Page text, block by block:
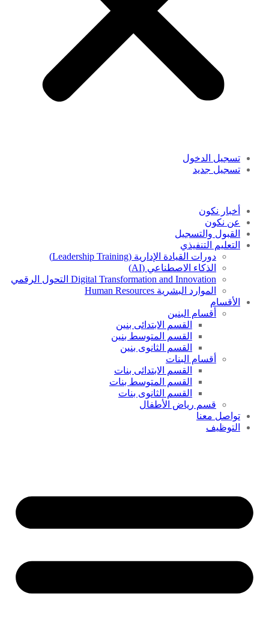
تسجيل الدخول
تسجيل جديد
أخبار نكون
عن نكون
القبول والتسجيل
التعليم التنفيذي
دورات القيادة الإدارية (Leadership Training)
الذكاء الاصطناعي (AI)
Digital Transformation and Innovation التحول الرقمي
الموارد البشرية Human Resources
الأقسام
أقسام البنين
القسم الابتدائى بنين
القسم المتوسط بنين
القسم الثانوى بنين
أقسام البنات
القسم الابتدائى بنات
القسم المتوسط بنات
القسم الثانوى بنات
قسم رياض الأطفال
تواصل معنا
التوظيف